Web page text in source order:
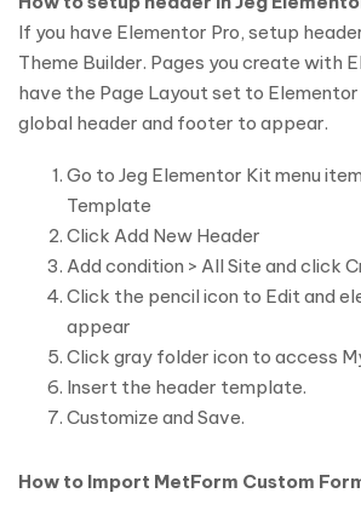
If you have Elementor Pro, setup
Theme Builder. Pages you create with
have the Page Layout set to
global header and footer to appear.
Go to Jeg Elementor Kit menu
Template
Click Add New Header
Add condition > All Site and click
Click the pencil icon to Edit and
appear
Click gray folder icon to access
Insert the header template.
Customize and Save.
How to Import MetForm Custom